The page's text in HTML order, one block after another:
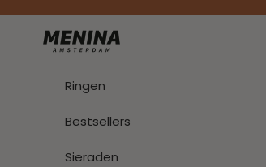
Menina Amsterdam
Ringen
Bestsellers
Sieraden